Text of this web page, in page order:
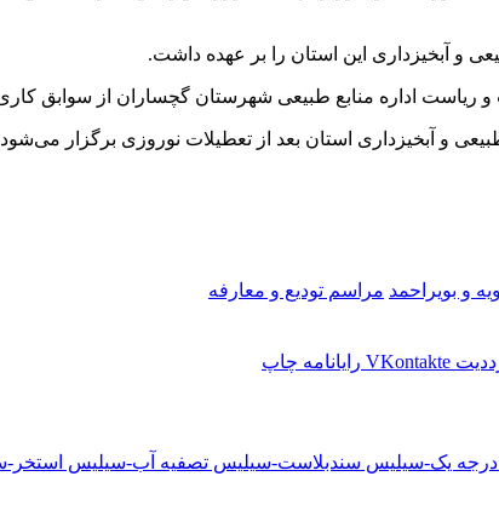
و آبخیزداری این استان را بر عهده داشت.
و ریاست اداره منابع طبیعی شهرستان گچساران از سوابق
و آبخیزداری استان بعد از تعطیلات نوروزی برگزار
و بویراحمد مراسم تودیع و معارفه
‫VKontakte رایانامه چاپ
درجه یک-سیلیس سندبلاست-سیلیس تصفیه آب-سیلیس